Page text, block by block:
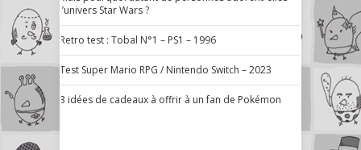
l’univers Star Wars ?
Retro test : Tobal N°1 – PS1 – 1996
Test Super Mario RPG / Nintendo Switch – 2023
3 idées de cadeaux à offrir à un fan de Pokémon